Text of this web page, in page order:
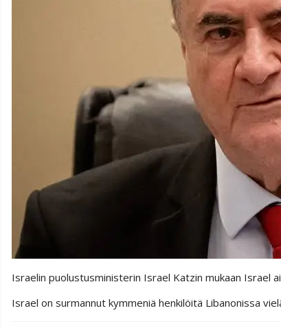
Israelin puolustusministerin Israel Katzin mukaan Israel
Israel on surmannut kymmeniä henkilöitä Libanonissa